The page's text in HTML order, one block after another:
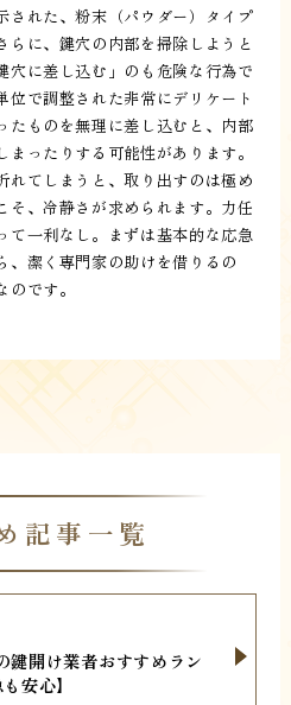
された、粉末（パウダー）タイプ
らに、鍵穴の内部を掃除しようと
穴に差し込む」のも危険な行為で
位で調整された非常にデリケート
たものを無理に差し込むと、内部
ったりする可能性があります。
れてしまうと、取り出すのは極め
そ、冷静さが求められます。力任
て一利なし。まずは基本的な応急
、潔く専門家の助けを借りるの
です。
記事一覧
鍵開け業者おすすめラン
安心】